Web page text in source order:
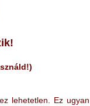
lehetetlen. Ez ugyan